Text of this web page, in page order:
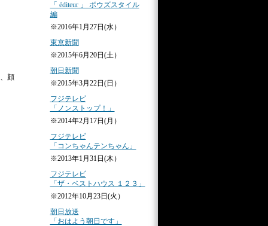
顔
「 éditeur 」 ボウズスタイル
編
※2016年1月27日(水）
東京新聞
※2015年6月20日(土）
朝日新聞
※2015年3月22日(日）
フジテレビ
「ノンストップ！」
※2014年2月17日(月）
フジテレビ
「コンちゃんテンちゃん」
※2013年1月31日(木）
フジテレビ
「ザ・ベストハウス １２３」
※2012年10月23日(火）
朝日放送
「おはよう朝日です」